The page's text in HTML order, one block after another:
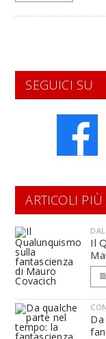
SEGUICI SU
ARTICOLI
Il